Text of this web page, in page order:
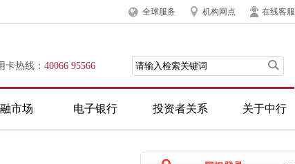
全球服务 机构网点 在线客服
卡热线： 40066 95566
市场 电子银行 投资者关系 关于中行